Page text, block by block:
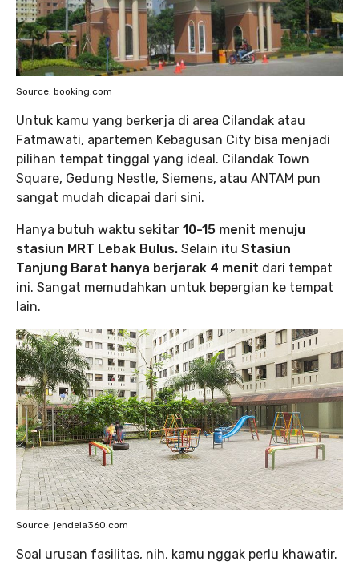
Source: booking.com
Untuk kamu yang berkerja di area Cilandak atau
Fatmawati, apartemen Kebagusan City bisa menjadi
pilihan tempat tinggal yang ideal. Cilandak Town
Square, Gedung Nestle, Siemens, atau ANTAM pun
sangat mudah dicapai dari sini.
Hanya butuh waktu sekitar 10-15 menit menuju
stasiun MRT Lebak Bulus. Selain itu Stasiun
Tanjung Barat hanya berjarak 4 menit dari tempat
ini. Sangat memudahkan untuk bepergian ke tempat
lain.
Source: jendela360.com
Soal urusan fasilitas, nih, kamu nggak perlu khawatir.